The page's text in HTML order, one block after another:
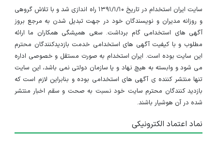
سایت ایران استخدام در تاریخ ۱۳۹۱/۱/۱۰ راه اندازی شد و با تلاش گروهی
و روزانه مدیران و نویسندگان خود در جهت تبدیل شدن به مرجع بروز
آگهی های استخدامی گام برداشت. سعی همیشگی همکاران ما ارائه
مطلوب و با کیفیت آگهی های استخدامی خدمت بازدیدکنندگان محترم
این سایت بوده است. ایران استخدام به صورت مستقل و خصوصی اداره
می شود و وابسته به هیچ نهاد و یا سازمان دولتی نمی باشد، این سایت
تنها منتشر کننده ی آگهی های استخدامی بوده و بنابراین لازم است که
بازدید کنندگان محترم سایت خود نسبت به صحت و سقم اخبار منتشر
شده در آن هوشیار باشند.
نماد اعتماد الکترونیکی